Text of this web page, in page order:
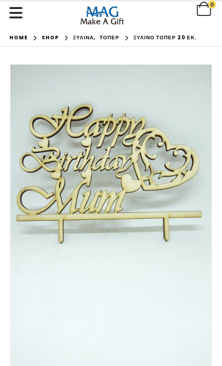
0
HOME SHOP ΞΥΛΙΝΑ, ΤΟΠΕΡ ΞΎΛΙΝΟ ΤΌΠΕΡ 20 ΕΚ.